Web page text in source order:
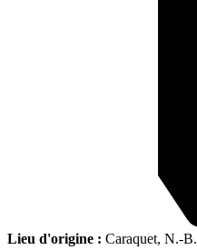
Lieu d'origine : Caraquet, N.-B.